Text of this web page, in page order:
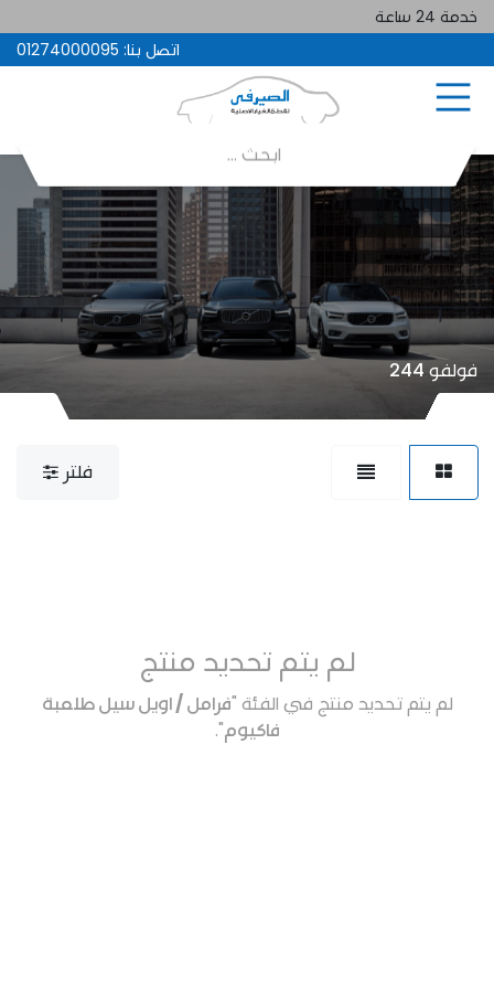
خدمة 24 ساعة
اتصل بنا: 01274000095
فولفو 244
فلتر
لم يتم تحديد منتج
لم يتم تحديد منتج في الفئة "فرامل / اويل سيل طلمبة
فاكيوم".